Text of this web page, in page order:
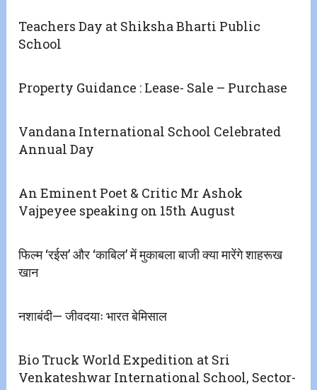
Teachers Day at Shiksha Bharti Public
School
Property Guidance : Lease- Sale – Purchase
Vandana International School Celebrated
Annual Day
An Eminent Poet & Critic Mr Ashok
Vajpeyee speaking on 15th August
फिल्म ‘रईस’ और ‘काबिल’ में मुकाबला बाजी क्या मारेंगे शाहरूख
खान
नशाबंदी— जीवदयाः भारत बेमिसाल
Bio Truck World Expedition at Sri
Venkateshwar International School, Sector-